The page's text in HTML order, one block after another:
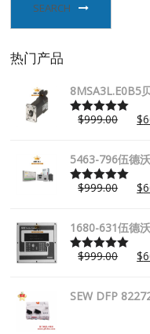
SEARCH
热门产品
8MSA3L.E0B5
Rated5.00
$999.00 $
5463-796伍德
Rated5.00
$999.00 $
1680-631伍德
Rated5.00
$999.00 $
SEW DFP